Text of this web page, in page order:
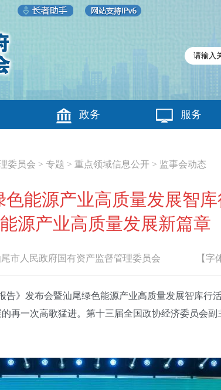
政务 服务
委员会 > 专题 > 重点领域信息公开 > 监事会动态
色能源产业高质量发展智
源产业高质量发展新篇章
市人民政府国有资产监督管理委员会 【字
》发布会暨汕尾绿色能源产业高质量发展智库行
再一次高歌猛进。第十三届全国政协经济委员会